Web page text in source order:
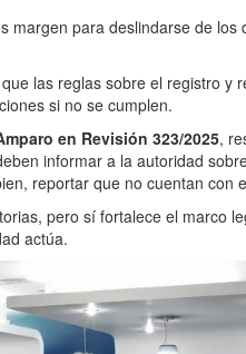
margen para deslindarse de los
las reglas sobre el registro y
si no se cumplen.
en Revisión 323/2025,
informar a la autoridad
reportar que no cuentan con
pero sí fortalece el marco
actúa.